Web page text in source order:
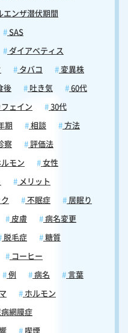
エンザ潜伏期間
SAS
ダイアベティス
タバコ 変異株
後 吐き気 60代
フェイン 30代
期 相談 方法
察 評価法
モン 女性
メリット
不眠症 居眠り
皮膚 病名変更
脱毛症 糖質
コーヒー
例 病名 言葉
ホルモン
網膜症
喫煙